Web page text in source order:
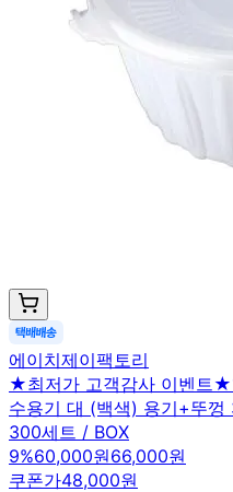
에이치제이팩토리
★최저가 고객감사 이벤트
수용기 대 (백색) 용기+뚜껑
300세트 / BOX
9%60,000원66,000원
쿠폰가48,000원